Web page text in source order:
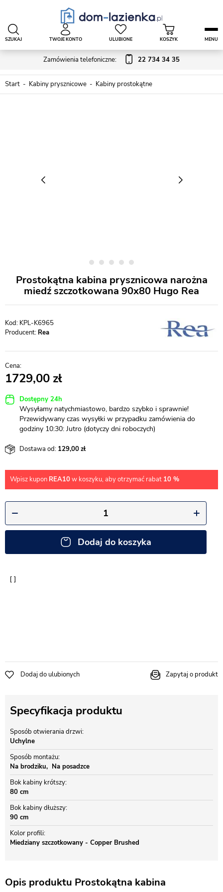
Zamówienia telefoniczne: 22 734 34 35
SZUKAJ TWOJE KONTO ULUBIONE KOSZYK MENU
Start Kabiny prysznicowe Kabiny prostokątne
Prostokątna kabina prysznicowa narożna
miedź szczotkowana 90x80 Hugo Rea
KPL-K6965
Producent: Rea
1729,00
Dostępny 24h
Wysyłamy natychmiastowo, bardzo szybko i sprawnie!
Przewidywany czas wysyłki w przypadku zamówienia do
godziny 10:30: Jutro (dotyczy dni roboczych)
Dostawa od: 129,00
Wpisz kupon REA10w koszyku, aby otrzymać rabat 10 %
Dodaj do koszyka
Dodaj do ulubionych Zapytaj o produkt
Specyfikacja produktu
Sposób otwierania drzwi
Uchylne
Sposób montażu
Na brodziku
Na posadzce
Bok kabiny krótszy
80 cm
Bok kabiny dłuższy
90 cm
Kolor profili
Miedziany szczotkowany - Copper Brushed
Opis produktu Prostokątna kabina